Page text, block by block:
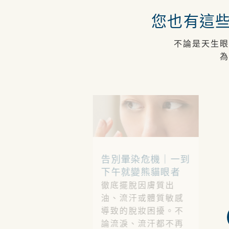
您也有這
不論是天生
告別暈染危機｜ 一到
下午就變熊貓眼者
徹底擺脫因膚質出
油、流汗或體質敏感
導致的脫妝困擾。不
論流淚、流汗都不再